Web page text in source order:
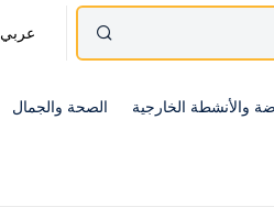
عربي
والأنشطة الخارجية الصحة والجمال